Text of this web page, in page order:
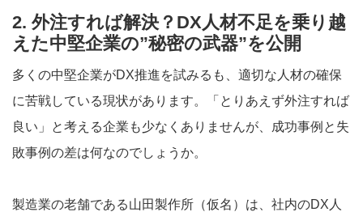
2. 外注すれば解決？DX人材不足を乗り越
えた中堅企業の”秘密の武器”を公開
多くの中堅企業がDX推進を試みるも、適切な人材の確保
に苦戦している現状があります。「とりあえず外注すれば
良い」と考える企業も少なくありませんが、成功事例と失
敗事例の差は何なのでしょうか。
製造業の老舗である山田製作所（仮名）は、社内のDX人